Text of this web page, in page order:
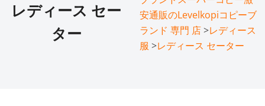
レディース セー
ター
安通販のLevelkopiコピーブ
ランド 専門 店>レディース
服 >レディース セーター